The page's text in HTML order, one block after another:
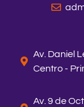
Av. Daniel
Centro -
Av. 9 de